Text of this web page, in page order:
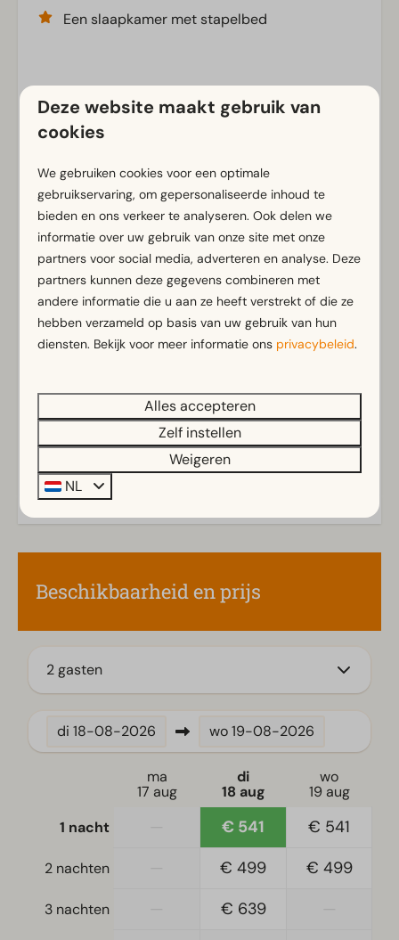
Een slaapkamer met stapelbed
Voorzieningen
Algemeen
Gratis Wifi
Parkeergelegenheid nabij vakantieverblijf
Badkamer
Badkamer(s) beneden: 1
Douche(cabine)
Toilet(ten) in badkamer(s): 1
Tuin
Tuinset
Keuken
Combimagnetron
Koelkast met vriesvak
Ligging
Nabij centrumvoorzieningen
Eenpersoonsbed(den): 4
Slaapkamer(s) beneden: 3
Toon meer ↓
Beschikbaarheid en prijs
2 gasten
di 18-08-2026 wo19-08-2026
ma
17 aug
di
18 aug
wo
19 aug
1 nacht
€ 541 € 541
2 nachten € 499 € 499
3 nachten € 639
Deze website maakt gebruik van
cookies
We gebruiken cookies voor een optimale
gebruikservaring, om gepersonaliseerde inhoud te
bieden en ons verkeer te analyseren. Ook delen we
informatie over uw gebruik van onze site met onze
partners voor social media, adverteren en analyse. Deze
partners kunnen deze gegevens combineren met
andere informatie die u aan ze heeft verstrekt of die ze
hebben verzameld op basis van uw gebruik van hun
diensten. Bekijk voor meer informatie ons privacybeleid.
Alles accepteren
Zelf instellen
Weigeren
NL